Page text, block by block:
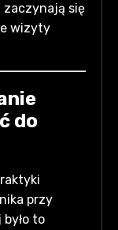
zaczynają się
wizyty
do
przy
to